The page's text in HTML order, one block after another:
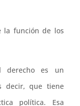
la función de los
derecho es un
decir, que tiene
política. Esa